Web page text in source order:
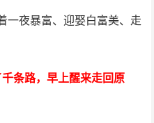
一夜暴富、迎娶白富美、走
条路，早上醒来走回原